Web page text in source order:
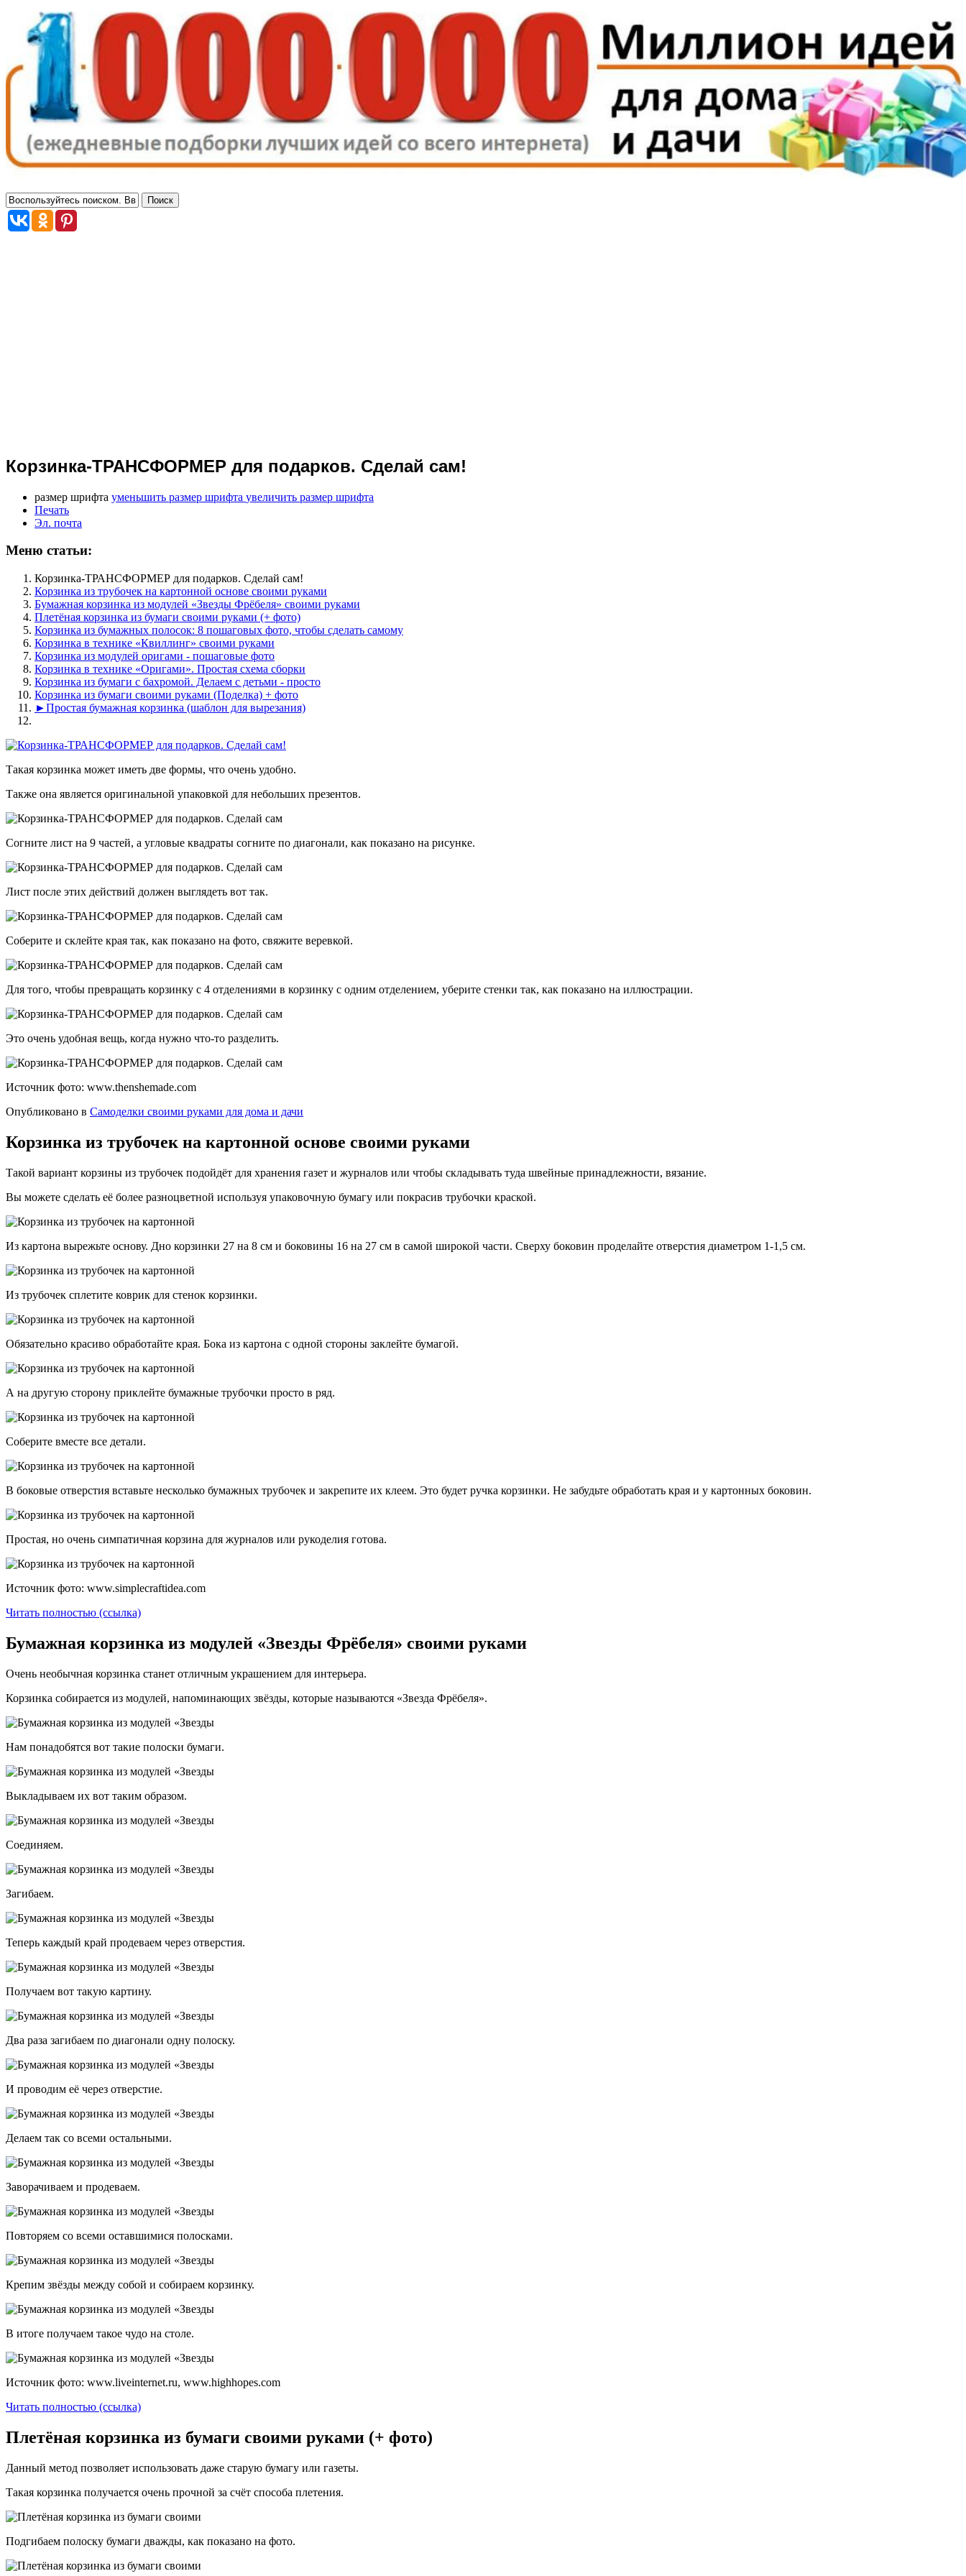
Корзинка-ТРАНСФОРМЕР для подарков. Сделай сам!
размер шрифта уменьшить размер шрифта увеличить размер шрифта
Печать
Эл. почта
Меню статьи:
Корзинка-ТРАНСФОРМЕР для подарков. Сделай сам!
Корзинка из трубочек на картонной основе своими руками
Бумажная корзинка из модулей «Звезды Фрёбеля» своими руками
Плетёная корзинка из бумаги своими руками (+ фото)
Корзинка из бумажных полосок: 8 пошаговых фото, чтобы сделать самому
Корзинка в технике «Квиллинг» своими руками
Корзинка из модулей оригами - пошаговые фото
Корзинка в технике «Оригами». Простая схема сборки
Корзинка из бумаги с бахромой. Делаем с детьми - просто
Корзинка из бумаги своими руками (Поделка) + фото
►Простая бумажная корзинка (шаблон для вырезания)
Такая корзинка может иметь две формы, что очень удобно.
Также она является оригинальной упаковкой для небольших презентов.
Согните лист на 9 частей, а угловые квадраты согните по диагонали, как показано на рисунке.
Лист после этих действий должен выглядеть вот так.
Соберите и склейте края так, как показано на фото, свяжите веревкой.
Для того, чтобы превращать корзинку с 4 отделениями в корзинку с одним отделением, уберите стенки так, как показано на иллюстрации.
Это очень удобная вещь, когда нужно что-то разделить.
Источник фото: www.thenshemade.com
Опубликовано в Самоделки своими руками для дома и дачи
Корзинка из трубочек на картонной основе своими руками
Такой вариант корзины из трубочек подойдёт для хранения газет и журналов или чтобы складывать туда швейные принадлежности, вязание.
Вы можете сделать её более разноцветной используя упаковочную бумагу или покрасив трубочки краской.
Из картона вырежьте основу. Дно корзинки 27 на 8 см и боковины 16 на 27 см в самой широкой части. Сверху боковин проделайте отверстия диаметром 1-1,5 см.
Из трубочек сплетите коврик для стенок корзинки.
Обязательно красиво обработайте края. Бока из картона с одной стороны заклейте бумагой.
А на другую сторону приклейте бумажные трубочки просто в ряд.
Соберите вместе все детали.
В боковые отверстия вставьте несколько бумажных трубочек и закрепите их клеем. Это будет ручка корзинки. Не забудьте обработать края и у картонных боковин.
Простая, но очень симпатичная корзина для журналов или рукоделия готова.
Источник фото: www.simplecraftidea.com
Читать полностью (ссылка)
Бумажная корзинка из модулей «Звезды Фрёбеля» своими руками
Очень необычная корзинка станет отличным украшением для интерьера.
Корзинка собирается из модулей, напоминающих звёзды, которые называются «Звезда Фрёбеля».
Нам понадобятся вот такие полоски бумаги.
Выкладываем их вот таким образом.
Соединяем.
Загибаем.
Теперь каждый край продеваем через отверстия.
Получаем вот такую картину.
Два раза загибаем по диагонали одну полоску.
И проводим её через отверстие.
Делаем так со всеми остальными.
Заворачиваем и продеваем.
Повторяем со всеми оставшимися полосками.
Крепим звёзды между собой и собираем корзинку.
В итоге получаем такое чудо на столе.
Источник фото: www.liveinternet.ru, www.highhopes.com
Читать полностью (ссылка)
Плетёная корзинка из бумаги своими руками (+ фото)
Данный метод позволяет использовать даже старую бумагу или газеты.
Такая корзинка получается очень прочной за счёт способа плетения.
Подгибаем полоску бумаги дважды, как показано на фото.